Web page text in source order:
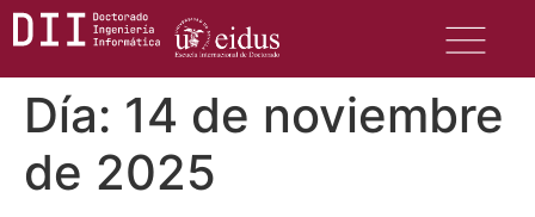
Día: 14 de noviembre
de 2025